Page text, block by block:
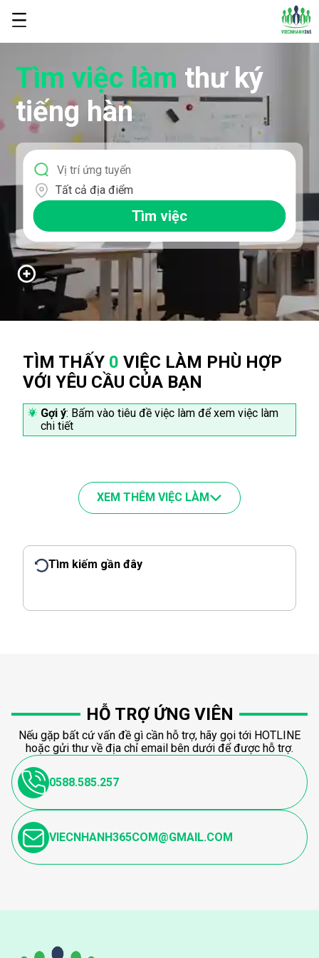
Tìm việc làm thư ký
tiếng hàn
Tất cả địa điểm
Tìm việc
TÌM THẤY 0 VIỆC LÀM PHÙ HỢP
VỚI YÊU CẦU CỦA BẠN
Gợi ý: Bấm vào tiêu đề việc làm để xem việc làm
chi tiết
XEM THÊM VIỆC LÀM
Tìm kiếm gần đây
HỖ TRỢ ỨNG VIÊN
Nếu gặp bất cứ vấn đề gì cần hỗ trợ, hãy gọi tới HOTLINE
hoặc gửi thư về địa chỉ email bên dưới để được hỗ trợ.
0588.585.257
VIECNHANH365COM@GMAIL.COM